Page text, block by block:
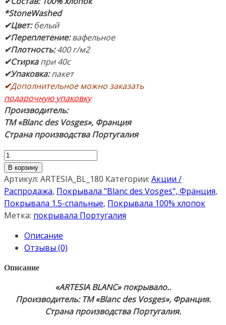
*StoneWashed
✔Цвет:белый
✔Переплетение:вафельное
✔Плотность:400 г/м2
✔Стиркапри 40c
✔Упаковка:пакет
✔Дополнительное можно заказать
подарочную упаковку
Производитель:
ТМ «Blanc des Vosges», Франция
Страна производства Португалия
Количество
товара
Покрывало
«ARTESIA
BLANC»
(белый)
Состав:
100%
Хлопок-
Производитель:
ТМ
В корзину
Артикул: ARTESIA_BL_180 Категории: Акции /
Распродажа, Покрывала "Blanc des Vosges", Франция,
Покрывала 1.5-спальные, Покрывала 100% хлопок
Метка: покрывала Португалия
Описание
Отзывы (0)
Описание
«ARTESIA BLANC» покрывало..
Производитель: ТМ «Blanc des Vosges», Франция.
Страна производства Португалия.